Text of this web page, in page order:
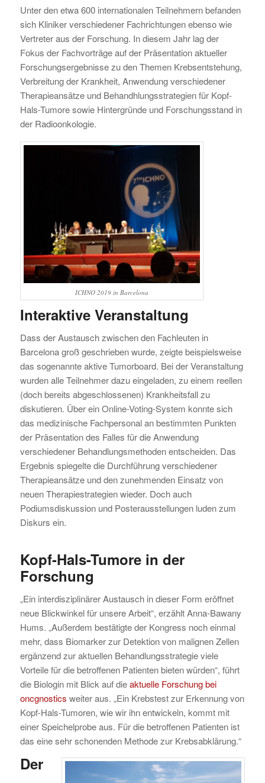
Unter den etwa 600 internationalen Teilnehmern befanden
sich Kliniker verschiedener Fachrichtungen ebenso wie
Vertreter aus der Forschung. In diesem Jahr lag der
Fokus der Fachvorträge auf der Präsentation aktueller
Forschungsergebnisse zu den Themen Krebsentstehung,
Verbreitung der Krankheit, Anwendung verschiedener
Therapieansätze und Behandhlungsstrategien für Kopf-
Hals-Tumore sowie Hintergründe und Forschungsstand in
der Radioonkologie.
ICHNO 2019 in Barcelona
Interaktive Veranstaltung
Dass der Austausch zwischen den Fachleuten in
Barcelona groß geschrieben wurde, zeigte beispielsweise
das sogenannte aktive Tumorboard. Bei der Veranstaltung
wurden alle Teilnehmer dazu eingeladen, zu einem reellen
(doch bereits abgeschlossenen) Krankheitsfall zu
diskutieren. Über ein Online-Voting-System konnte sich
das medizinische Fachpersonal an bestimmten Punkten
der Präsentation des Falles für die Anwendung
verschiedener Behandlungsmethoden entscheiden. Das
Ergebnis spiegelte die Durchführung verschiedener
Therapieansätze und den zunehmenden Einsatz von
neuen Therapiestrategien wieder. Doch auch
Podiumsdiskussion und Posterausstellungen luden zum
Diskurs ein.
Kopf-Hals-Tumore in der
Forschung
„Ein interdisziplinärer Austausch in dieser Form eröffnet
neue Blickwinkel für unsere Arbeit“, erzählt Anna-Bawany
Hums. „Außerdem bestätigte der Kongress noch einmal
mehr, dass Biomarker zur Detektion von malignen Zellen
ergänzend zur aktuellen Behandlungsstrategie viele
Vorteile für die betroffenen Patienten bieten würden“, führt
die Biologin mit Blick auf dieaktuelle Forschung bei
oncgnostics weiter aus. „Ein Krebstest zur Erkennung von
Kopf-Hals-Tumoren, wie wir ihn entwickeln, kommt mit
einer Speichelprobe aus. Für die betroffenen Patienten ist
das eine sehr schonenden Methode zur Krebsabklärung.“
Der